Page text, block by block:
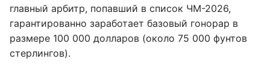
главный арбитр, попавший в список ЧМ-2026,
гарантированно заработает базовый гонорар в
размере 100 000 долларов (около 75 000 фунтов
стерлингов).